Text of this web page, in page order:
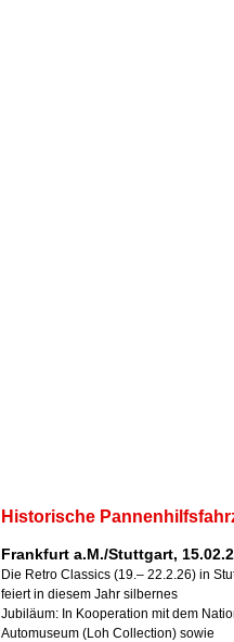
Historische
Frankfurt a.M./Stuttgart,
Die Retro Classics (19.– 22.2.26) in
feiert in diesem Jahr silbernes
Jubiläum: In Kooperation mit dem
Automuseum (Loh Collection) sowie